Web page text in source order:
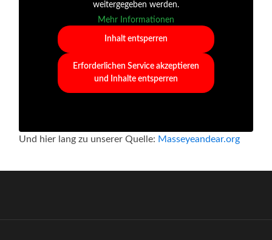
weitergegeben werden.
Mehr Informationen
Inhalt entsperren
Erforderlichen Service akzeptieren
und Inhalte entsperren
Und hier lang zu unserer Quelle: Masseyeandear.org